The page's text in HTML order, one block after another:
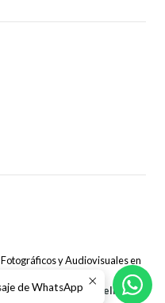
y Audiovisuales en
por Jumpseller.
de WhatsApp